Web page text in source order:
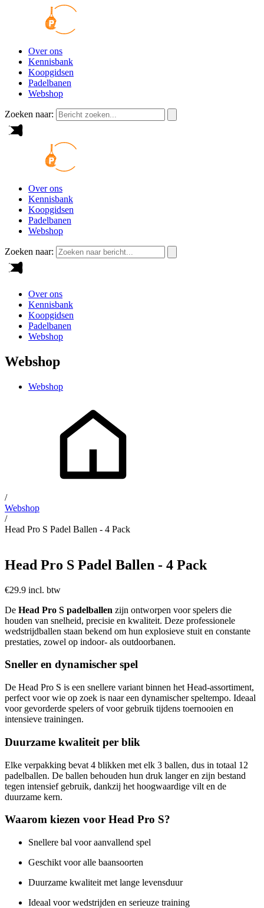
Over ons
Kennisbank
Koopgidsen
Padelbanen
Webshop
Zoeken naar:
Over ons
Kennisbank
Koopgidsen
Padelbanen
Webshop
Zoeken naar:
Over ons
Kennisbank
Koopgidsen
Padelbanen
Webshop
Webshop
Webshop
/
Webshop
/
Head Pro S Padel Ballen - 4 Pack
Head Pro S Padel Ballen - 4 Pack
€29.9 incl. btw
De Head Pro S padelballen zijn ontworpen voor spelers die
houden van snelheid, precisie en kwaliteit. Deze professionele
wedstrijdballen staan bekend om hun explosieve stuit en constante
prestaties, zowel op indoor- als outdoorbanen.
Sneller en dynamischer spel
De Head Pro S is een snellere variant binnen het Head-assortiment,
perfect voor wie op zoek is naar een dynamischer speltempo. Ideaal
voor gevorderde spelers of voor gebruik tijdens toernooien en
intensieve trainingen.
Duurzame kwaliteit per blik
Elke verpakking bevat 4 blikken met elk 3 ballen, dus in totaal 12
padelballen. De ballen behouden hun druk langer en zijn bestand
tegen intensief gebruik, dankzij het hoogwaardige vilt en de
duurzame kern.
Waarom kiezen voor Head Pro S?
Snellere bal voor aanvallend spel
Geschikt voor alle baansoorten
Duurzame kwaliteit met lange levensduur
Ideaal voor wedstrijden en serieuze training